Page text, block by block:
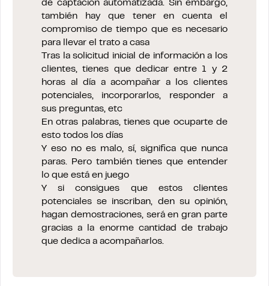
de captación automatizada. Sin embargo,
también hay que tener en cuenta el
compromiso de tiempo que es necesario
para llevar el trato a casa
Tras la solicitud inicial de información a los
clientes, tienes que dedicar entre 1 y 2
horas al día a acompañar a los clientes
potenciales, incorporarlos, responder a
sus preguntas, etc
En otras palabras, tienes que ocuparte de
esto todos los días
Y eso no es malo, sí, significa que nunca
paras. Pero también tienes que entender
lo que está en juego
Y si consigues que estos clientes
potenciales se inscriban, den su opinión,
hagan demostraciones, será en gran parte
gracias a la enorme cantidad de trabajo
que dedica a acompañarlos.